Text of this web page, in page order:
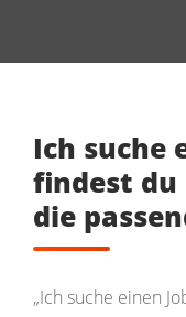
Ich suche
findest
die
„Ich suche einen